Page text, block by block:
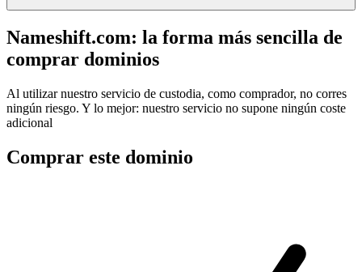
Nameshift.com: la forma más sencilla de
comprar dominios
Al utilizar nuestro servicio de custodia, como comprador, no corres
ningún riesgo. Y lo mejor: nuestro servicio no supone ningún coste
adicional
Comprar este dominio